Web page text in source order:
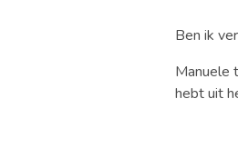
Ben ik
Manuele
hebt uit